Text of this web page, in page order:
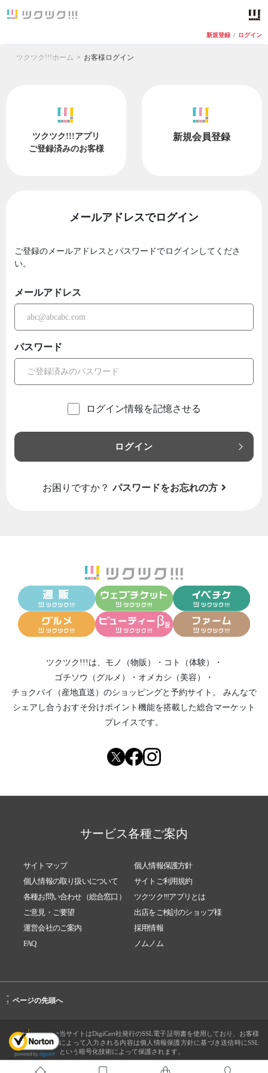
新規登録 / ログイン
ツクツク!!!ホーム お客様ログイン
ツクツク!!!アプリ
ご登録済みのお客様
新規会員登録
メールアドレスでログイン
ご登録のメールアドレスとパスワードでログインしてくださ
い。
メールアドレス
パスワード
ログイン情報を記憶させる
ログイン
お困りですか？ パスワードをお忘れの方
ツクツク!!!は、 モノ（物販） ・ コト（体験）
・
ゴチソウ（グルメ）
・ オメカシ（美容）
・
チョクバイ（産地直送） のショッピングと予約サイト。
みんなで
シェアし合う おすそ分けポイント機能を搭載した総合マーケット
プレイスです。
サービス各種ご案内
サイトマップ
個人情報保護方針
個人情報の取り扱いについて
サイトご利用規約
各種お問い合わせ（総合窓口）
ツクツク!!!アプリとは
ご意見・ご要望
出店をご検討のショップ様
運営会社のご案内
採用情報
FAQ
ノムノム
-
↑ ページの先頭へ
当サイトはDigiCert社発行のSSL電子証明書を使用しており、お客様
によって入力される内容は個人情報保護方針に基づき送信時にSSL
という暗号化技術によって保護されます。